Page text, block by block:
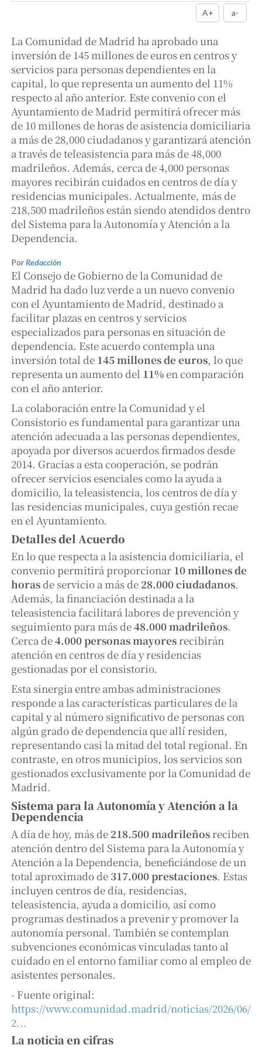
A+ a-
La Comunidad de Madrid ha aprobado una
inversión de 145 millones de euros en centros y
servicios para personas dependientes en la
capital, lo que representa un aumento del 11%
respecto al año anterior. Este convenio con el
Ayuntamiento de Madrid permitirá ofrecer más
de 10 millones de horas de asistencia domiciliaria
a más de 28,000 ciudadanos y garantizará atención
a través de teleasistencia para más de 48,000
madrileños. Además, cerca de 4,000 personas
mayores recibirán cuidados en centros de día y
residencias municipales. Actualmente, más de
218,500 madrileños están siendo atendidos dentro
del Sistema para la Autonomía y Atención a la
Dependencia.
PorRedacción
El Consejo de Gobierno de la Comunidad de
Madrid ha dado luz verde a un nuevo convenio
con el Ayuntamiento de Madrid, destinado a
facilitar plazas en centros y servicios
especializados para personas en situación de
dependencia. Este acuerdo contempla una
inversión total de 145 millones de euros, lo que
representa un aumento del 11%en comparación
con el año anterior.
La colaboración entre la Comunidad y el
Consistorio es fundamental para garantizar una
atención adecuada a las personas dependientes,
apoyada por diversos acuerdos firmados desde
2014. Gracias a esta cooperación, se podrán
ofrecer servicios esenciales como la ayuda a
domicilio, la teleasistencia, los centros de día y
las residencias municipales, cuya gestión recae
en el Ayuntamiento.
Detalles del Acuerdo
En lo que respecta a la asistencia domiciliaria, el
convenio permitirá proporcionar 10 millones de
horasde servicio a más de 28.000 ciudadanos.
Además, la financiación destinada a la
teleasistencia facilitará labores de prevención y
seguimiento para más de48.000 madrileños.
Cerca de4.000 personas mayoresrecibirán
atención en centros de día y residencias
gestionadas por el consistorio.
Esta sinergia entre ambas administraciones
responde a las características particulares de la
capital y al número significativo de personas con
algún grado de dependencia que allí residen,
representando casi la mitad del total regional. En
contraste, en otros municipios, los servicios son
gestionados exclusivamente por la Comunidad de
Madrid.
Sistema para la Autonomía y Atención a la
Dependencia
A día de hoy, más de 218.500 madrileñosreciben
atención dentro del Sistema para la Autonomía y
Atención a la Dependencia, beneficiándose de un
total aproximado de 317.000 prestaciones. Estas
incluyen centros de día, residencias,
teleasistencia, ayuda a domicilio, así como
programas destinados a prevenir y promover la
autonomía personal. También se contemplan
subvenciones económicas vinculadas tanto al
cuidado en el entorno familiar como al empleo de
asistentes personales.
- Fuente original:
https://www.comunidad.madrid/noticias/2026/06/
2...
La noticia en cifras